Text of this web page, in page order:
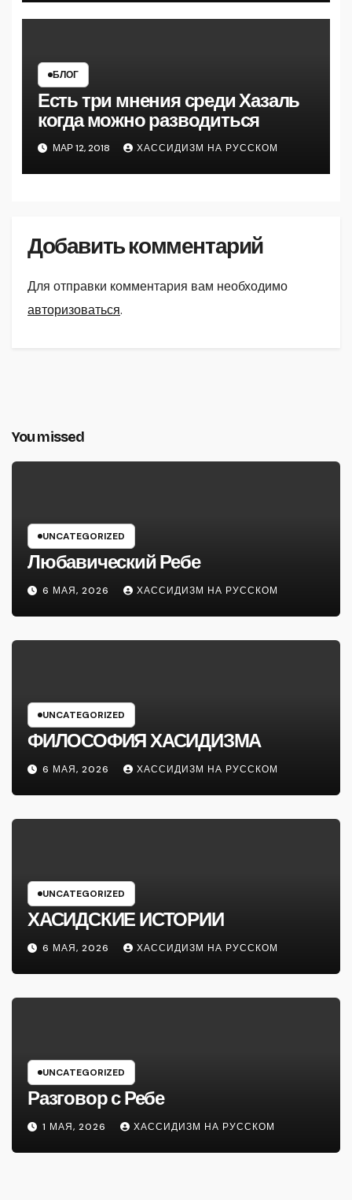
БЛОГ
Есть три мнения среди Хазаль
когда можно разводиться
МАР 12, 2018 ХАССИДИЗМ НА РУССКОМ
Добавить комментарий
Для отправки комментария вам необходимо
авторизоваться.
You missed
UNCATEGORIZED
Любавический Ребе
6 МАЯ, 2026 ХАССИДИЗМ НА РУССКОМ
UNCATEGORIZED
ФИЛОСОФИЯ ХАСИДИЗМА
6 МАЯ, 2026 ХАССИДИЗМ НА РУССКОМ
UNCATEGORIZED
ХАСИДСКИЕ ИСТОРИИ
6 МАЯ, 2026 ХАССИДИЗМ НА РУССКОМ
UNCATEGORIZED
Разговор с Ребе
1 МАЯ, 2026 ХАССИДИЗМ НА РУССКОМ